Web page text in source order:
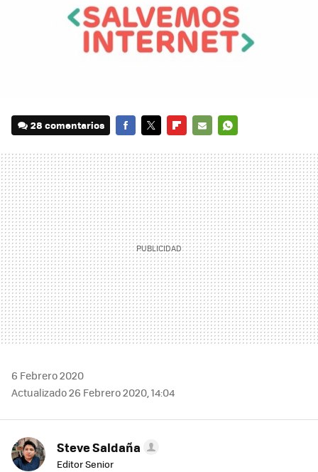
28 comentarios
MAIL
6 Febrero 2020
Actualizado 26 Febrero 2020, 14:04
Steve Saldaña
Editor Senior